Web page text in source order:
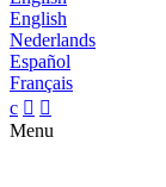
English
Nederlands
Español
Français
c  
Menu